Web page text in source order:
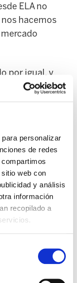
personalizar
de redes
web con
y análisis
información
recopilado a
ELA no
hacemos
por igual, y
a que
Se
colectivo, en
un 80%
en el caso de
inexistente
colectiva en
la